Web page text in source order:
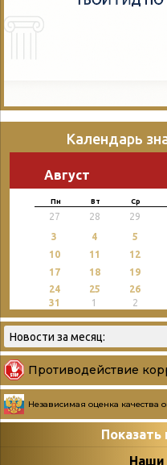
Календарь
Август
Пн Вт Ср
27 28 29
3 4 5
10
11 12
17
18 19
24 25 26
31
1 2
Противодействие
Независимая оценка качества
Показать
Наши